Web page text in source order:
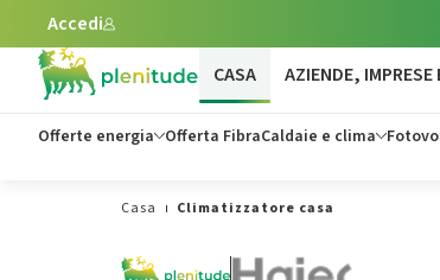
Vai al contenuto principale
Accedi
CASA
Offerte energia Offerta FibraCaldaie e clima
AZIENDE, IMPRESE
Casa Climatizzatore casa